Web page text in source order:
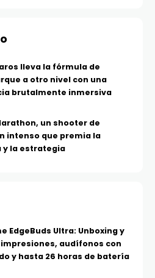
lleva la fórmula de
a otro nivel con una
brutalmente inmersiva
un shooter de
intenso que premia la
y la estrategia
EdgeBuds Ultra: Unboxing y
audífonos con
y hasta 26 horas de batería